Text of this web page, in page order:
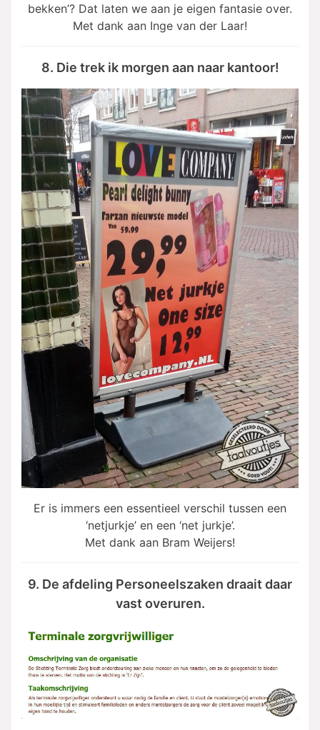
bekken’? Dat laten we aan je eigen fantasie over.
Met dank aan Inge van der Laar!
8. Die trek ik morgen aan naar kantoor!
Er is immers een essentieel verschil tussen een
‘netjurkje’ en een ‘net jurkje’.
Met dank aan Bram Weijers!
9. De afdeling Personeelszaken draait daar
vast overuren.